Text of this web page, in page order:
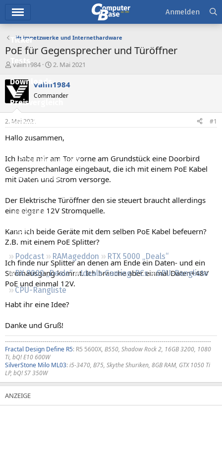
Ticker
Tests
Downloads
Preisvergleich
Forum
Aktuelles
Empfohlene Inhalte
Neue Beiträge
Leserartikel
Regeln
Podcast RAMageddon
RTX 5000 „Deals“
RX 9000 „Deals“
Ideale Gaming-PCs
GPU-Rangliste
CPU-Rangliste
Anmelden
Heimnetzwerke und Internethardware
PoE für Gegensprecher und Türöffner
E
s
t
e
l
e
r
valin1984
E
s
e
t
a
2. Mai 2021
valin1984
Commander
2. Mai 2021 #1
Hallo zusammen,
Ich habe mir am Tor vorne am Grundstück eine Doorbird
Gegensprechanlage eingebaut, die ich mit einem PoE Kabel
mit Daten und Strom versorge.
Der Elektrische Türöffner den sie steuert braucht allerdings
eine eigene 12V Stromquelle.
Kann ich beide Geräte mit dem selben PoE Kabel befeuern?
Z.B. mit einem PoE Splitter?
Ich finde nur Splitter an denen am Ende ein Daten- und ein
Stromausgang kommt. Ich brauche aber einmal Daten+48V
PoE und einmal 12V.
Habt ihr eine Idee?
Danke und Gruß!
--------------------------------------------------------------------------------------------------------
Fractal Design Define R5: R5 5600X, B550, Shadow Rock 2, 16GB 3200, 1080
Ti, bQ! E10 600W
SilverStone Milo ML03:i5-3470, B75, Skythe Shuriken, 8GB RAM, GTX 1050 Ti
LP, bQ! S7 350W